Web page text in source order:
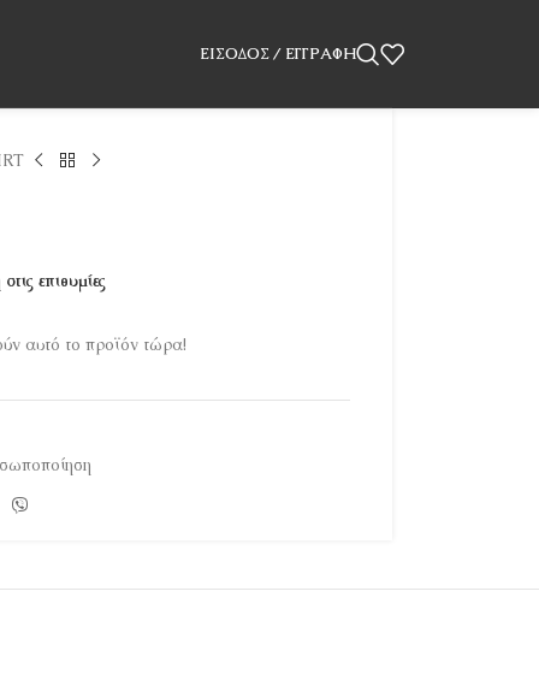
ΕΊΣΟΔΟΣ / ΕΓΓΡΑΦΉ
επιθυμίες
αυτό το προϊόν τώρα!